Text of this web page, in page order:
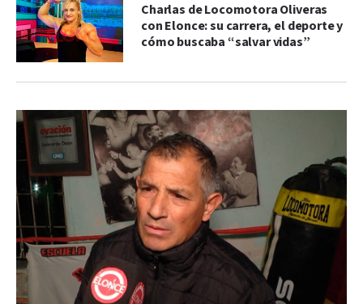
Charlas de Locomotora Oliveras
con Elonce: su carrera, el deporte y
cómo buscaba “salvar vidas”